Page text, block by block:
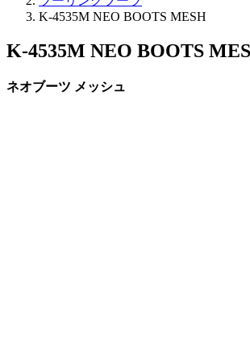
K-4535M NEO BOOTS MESH
K-4535M NEO BOOTS
ネオブーツ メッシュ